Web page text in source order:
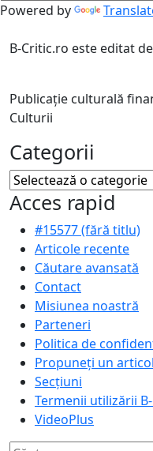
Powered by
B-Critic.ro este editat
Publicație culturală
Culturii
Categorii
Categorii
Acces rapid
#15577 (fără titlu)
Articole recente
Căutare avansată
Contact
Misiunea noastră
Parteneri
Politica de
Propuneți un
Secțiuni
Termenii utilizării
VideoPlus